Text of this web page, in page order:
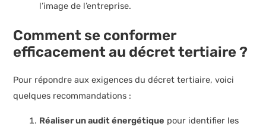
l’image de l’entreprise.
Comment se conformer
efficacement au décret tertiaire ?
Pour répondre aux exigences du décret tertiaire, voici
quelques recommandations :
Réaliser un audit énergétique pour identifier les